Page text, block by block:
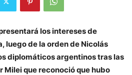
los intereses de
luego de la orden de Nicolás
diplomáticos argentinos tras las
que reconoció que hubo